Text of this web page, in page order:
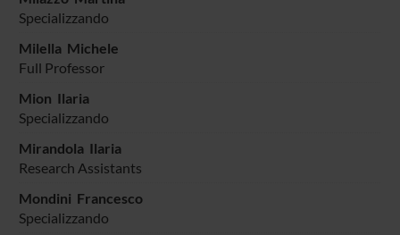
Specializzando
Milella Michele
Full Professor
Mion Ilaria
Specializzando
Mirandola Ilaria
Research Assistants
Mondini Francesco
Specializzando